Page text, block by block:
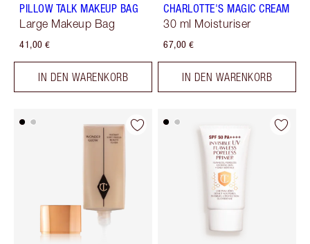
PILLOW TALK MAKEUP BAG
Large Makeup Bag
41,00 €
IN DEN WARENKORB
CHARLOTTE'S MAGIC CREAM
30 ml Moisturiser
67,00 €
IN DEN WARENKORB